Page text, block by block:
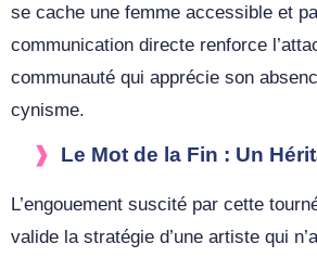
se cache une femme accessible et
communication directe renforce
communauté qui apprécie son
cynisme.
Le Mot de la Fin : Un
L’engouement suscité par cette
valide la stratégie d’une artiste qui